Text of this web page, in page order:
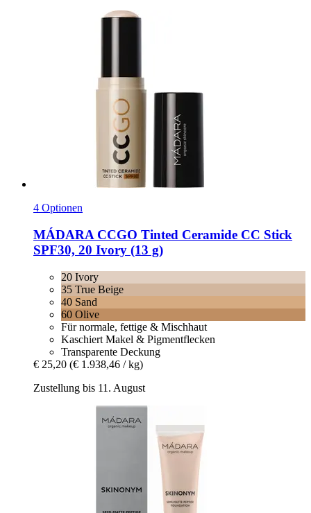
4 Optionen
MÁDARA CCGO Tinted Ceramide CC Stick
SPF30, 20 Ivory (13 g)
20 Ivory
35 True Beige
40 Sand
60 Olive
Für normale, fettige & Mischhaut
Kaschiert Makel & Pigmentflecken
Transparente Deckung
€ 25,20 (€ 1.938,46 / kg)
Zustellung bis 11. August